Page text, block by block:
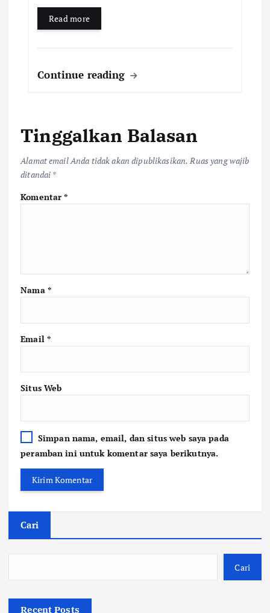
Read more
Continue reading
Tinggalkan Balasan
Alamat email Anda tidak akan dipublikasikan. Ruas yang wajib
ditandai *
Komentar*
Nama *
Email *
Situs Web
Simpan nama, email, dan situs web saya pada
peramban ini untuk komentar saya berikutnya.
Cari
Cari
Recent Posts